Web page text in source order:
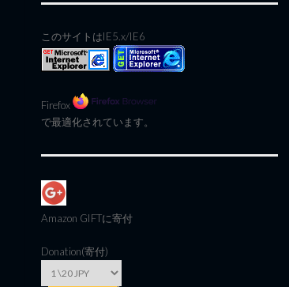
このサイトはIE5.x/IE6
Firefox
で最適化されています。
Amazon GIFTに寄付
Donation(寄付)